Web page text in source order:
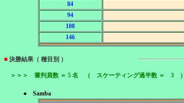
84
94
108
146
■ 決勝結果（ 種目別 ）
＞＞＞ 審判員数 ＝ 5 名 （ スケーティング過半数 ＝ 3 ）
● Samba